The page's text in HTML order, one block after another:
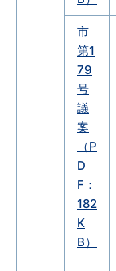
市
第1
79
号
議
案
（P
D
F：
182
K
B）